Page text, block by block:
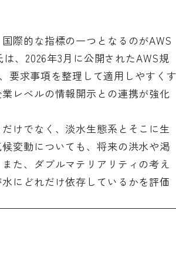
際的な指標の一つとなるのがAWS
、2026年3月に公開されたAWS規
要求事項を整理して適用しやすくす
レベルの情報開示との連携が強化
けでなく、淡水生態系とそこに生
変動についても、将来の洪水や渇
た、ダブルマテリアリティの考え
にどれだけ依存しているかを評価